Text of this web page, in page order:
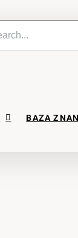
BAZA